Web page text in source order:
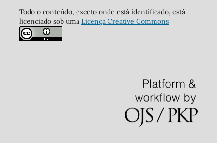
Todo o conteúdo, exceto onde está identificado, está
licenciado sob uma Licença Creative Commons